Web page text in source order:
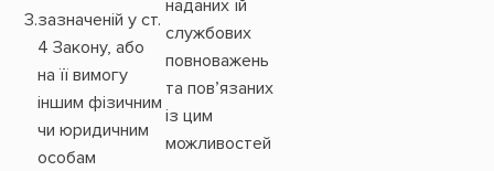
3.зазначеній у ст.
4 Закону, або
на її вимогу
іншим фізичним
чи юридичним
особам
наданих їй
службових
повноважень
та пов’язаних
із цим
можливостей